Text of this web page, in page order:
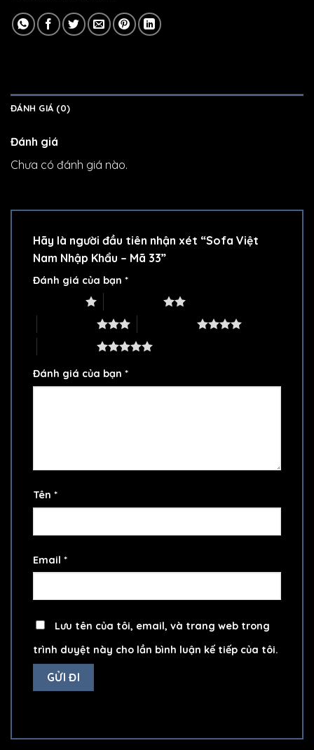
ĐÁNH GIÁ (0)
Đánh giá
Chưa có đánh giá nào.
Hãy là người đầu tiên nhận xét “Sofa Việt
Nam Nhập Khẩu – Mã 33”
Đánh giá của bạn *
Đánh giá của bạn *
Tên *
Email *
Lưu tên của tôi, email, và trang web trong
trình duyệt này cho lần bình luận kế tiếp của tôi.